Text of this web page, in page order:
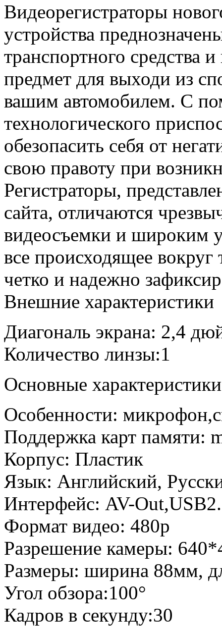
Видеорегистраторы
устройства
транспортного средства
предмет для выходи из
вашим автомобилем. С
технологического
обезопасить себя от
свою правоту при
Регистраторы,
сайта, отличаются
видеосъемки и широким
все происходящее вокруг
четко и надежно
Внешние характеристики
Диагональ экрана: 2,4
Количество линзы:1
Основные характеристики
Особенности:
Поддержка карт памяти:
Корпус: Пластик
Язык: Английский,
Интерфейс: AV-
Формат видео: 480p
Разрешение камеры:
Размеры: ширина 88мм,
Угол обзора:100°
Кадров в секунду:30